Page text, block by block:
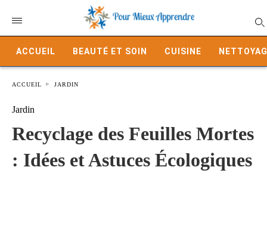
ACCUEIL BEAUTÉ ET SOIN CUISINE
ACCUEIL JARDIN
Jardin
Recyclage des Feuilles Mortes
: Idées et Astuces Écologiques